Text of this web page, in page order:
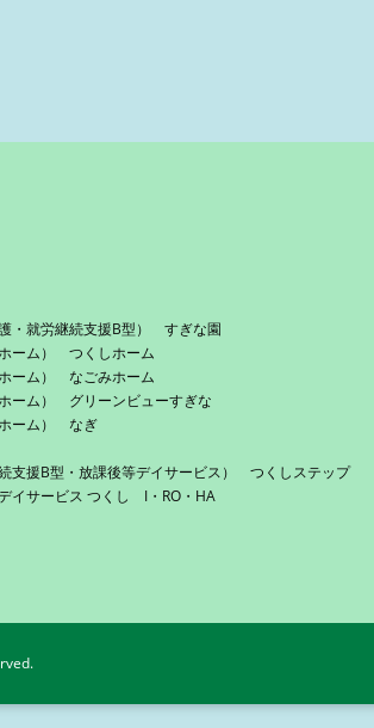
・就労継続支援B型） すぎな園
ーム） つくしホーム
ーム） なごみホーム
ーム） グリーンビューすぎな
ーム） なぎ
支援B型・放課後等デイサービス） つくしステップ
イサービス つくし I・RO・HA